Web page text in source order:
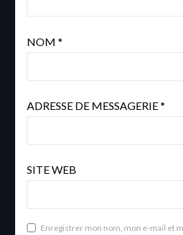
NOM *
ADRESSE DE MESSAGERIE*
SITE WEB
Enregistrer mon nom, mon e-mail et